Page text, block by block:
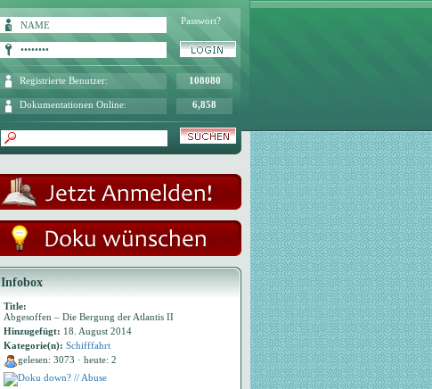
Passwort?
Registrierte Benutzer: 108080
Dokumentationen Online: 6,858
Infobox
Title:
Abgesoffen – Die Bergung der Atlantis II
Hinzugefügt: 18. August 2014
Kategorie(n): Schifffahrt
gelesen: 3073 · heute: 2
Doku down? // Abuse